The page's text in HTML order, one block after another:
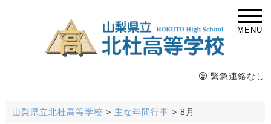
MENU
緊急連絡なし
山梨県立北杜高等学校 > 主な年間行事 > 8月